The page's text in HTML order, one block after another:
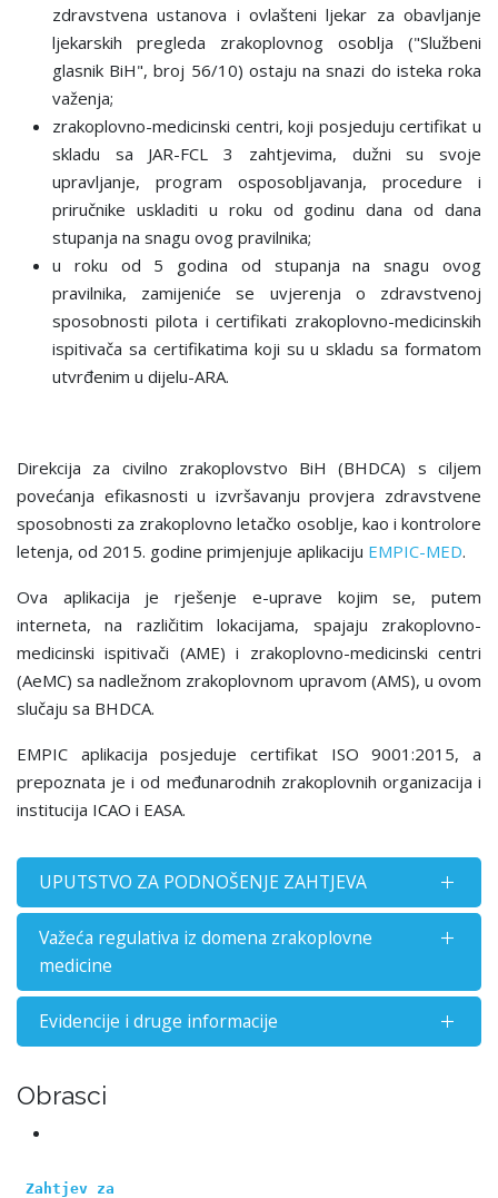
zdravstvena ustanova i ovlašteni ljekar za obavljanje
ljekarskih pregleda zrakoplovnog osoblja ("Službeni
glasnik BiH", broj 56/10) ostaju na snazi do isteka roka
važenja;
zrakoplovno-medicinski centri, koji posjeduju certifikat u
skladu sa JAR-FCL 3 zahtjevima, dužni su svoje
upravljanje, program osposobljavanja, procedure i
priručnike uskladiti u roku od godinu dana od dana
stupanja na snagu ovog pravilnika;
u roku od 5 godina od stupanja na snagu ovog
pravilnika, zamijeniće se uvjerenja o zdravstvenoj
sposobnosti pilota i certifikati zrakoplovno-medicinskih
ispitivača sa certifikatima koji su u skladu sa formatom
utvrđenim u dijelu-ARA.
Direkcija za civilno zrakoplovstvo BiH (BHDCA) s ciljem
povećanja efikasnosti u izvršavanju provjera zdravstvene
sposobnosti za zrakoplovno letačko osoblje, kao i kontrolore
letenja, od 2015. godine primjenjuje aplikaciju EMPIC-MED.
Ova aplikacija je rješenje e-uprave kojim se, putem
interneta, na različitim lokacijama, spajaju zrakoplovno-
medicinski ispitivači (AME) i zrakoplovno-medicinski centri
(AeMC) sa nadležnom zrakoplovnom upravom (AMS), u ovom
slučaju sa BHDCA.
EMPIC aplikacija posjeduje certifikat ISO 9001:2015, a
prepoznata je i od međunarodnih zrakoplovnih organizacija i
institucija ICAO i EASA.
UPUTSTVO ZA PODNOŠENJE ZAHTJEVA
Važeća regulativa iz domena zrakoplovne
medicine
Evidencije i druge informacije
Obrasci
Zahtjev za